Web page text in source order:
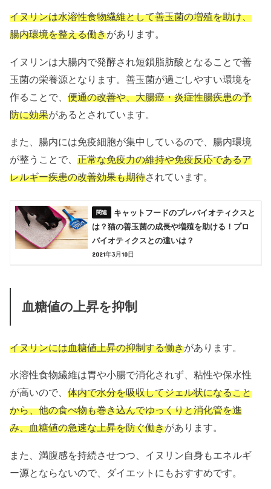
イヌリンは水溶性食物繊維として善玉菌の増殖を助け、
腸内環境を整える働きがあります。
イヌリンは大腸内で発酵され短鎖脂肪酸となることで善
玉菌の栄養源となります。善玉菌が過ごしやすい環境を
作ることで、便通の改善や、大腸癌・炎症性腸疾患の予
防に効果があるとされています。
また、腸内には免疫細胞が集中しているので、腸内環境
が整うことで、正常な免疫力の維持や免疫反応であるア
レルギー疾患の改善効果も期待されています。
キャットフードのプレバイオティクスと
は？猫の善玉菌の成長や増殖を助ける！プロ
バイオティクスとの違いは？
2021年3月10日
血糖値の上昇を抑制
イヌリンには血糖値上昇の抑制する働きがあります。
水溶性食物繊維は胃や小腸で消化されず、粘性や保水性
が高いので、体内で水分を吸収してジェル状になること
から、他の食べ物も巻き込んでゆっくりと消化管を進
み、血糖値の急速な上昇を防ぐ働きがあります。
また、満腹感を持続させつつ、イヌリン自身もエネルギ
ー源とならないので、ダイエットにもおすすめです。